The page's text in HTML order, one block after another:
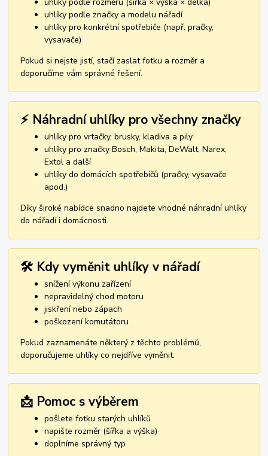
uhlíky podle značky a modelu nářadí
uhlíky pro konkrétní spotřebiče (např. pračky,
vysavače)
Pokud si nejste jistí, stačí zaslat fotku a rozměr a
doporučíme vám správné řešení.
⚡ Náhradní uhlíky pro všechny značky
uhlíky pro vrtačky, brusky, kladiva a pily
uhlíky pro značky Bosch, Makita, DeWalt, Narex,
Extol a další
uhlíky do domácích spotřebičů (pračky, vysavače
apod.)
Díky široké nabídce snadno najdete vhodné náhradní uhlíky
do nářadí i domácnosti.
🛠️ Kdy vyměnit uhlíky v nářadí
snížení výkonu zařízení
nepravidelný chod motoru
jiskření nebo zápach
poškození komutátoru
Pokud zaznamenáte některý z těchto problémů,
doporučujeme uhlíky co nejdříve vyměnit.
📩 Pomoc s výběrem
pošlete fotku starých uhlíků
napište rozměr (šířka a výška)
doplníme správný typ